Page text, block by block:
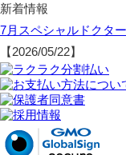
新着情報
7月スペシャルドクタ
【2026/05/22】